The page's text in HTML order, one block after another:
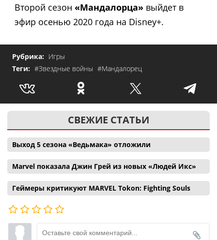
Второй сезон «Мандалорца» выйдет в
эфир осенью 2020 года на Disney+.
Рубрика: Игры
Теги: #Звездные войны #Мандалорец
СВЕЖИЕ СТАТЬИ
Выход 5 сезона «Ведьмака» отложили
Marvel показала Джин Грей из новых «Людей Икс»
Геймеры критикуют MARVEL Tokon: Fighting Souls